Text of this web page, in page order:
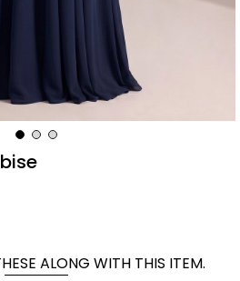
ALONG WITH THIS ITEM.